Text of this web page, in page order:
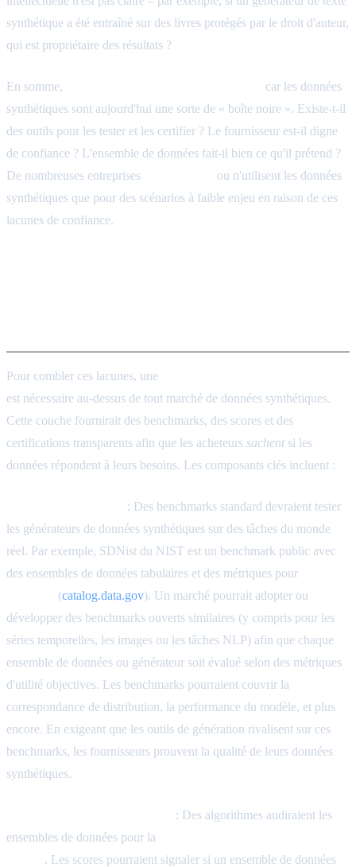
synthétique a été entraîné sur des livres protégés par le droit d'auteur,
qui est propriétaire des résultats ?
En somme,
car les données
synthétiques sont aujourd'hui une sorte de « boîte noire ». Existe-t-il
des outils pour les tester et les certifier ? Le fournisseur est-il digne
de confiance ? L'ensemble de données fait-il bien ce qu'il prétend ?
De nombreuses entreprises
ou n'utilisent les données
synthétiques que pour des scénarios à faible enjeu en raison de ces
lacunes de confiance.
Pour combler ces lacunes, une
est nécessaire au-dessus de tout marché de données synthétiques.
Cette couche fournirait des benchmarks, des scores et des
certifications transparents afin que les acheteurs sachentsi les
données répondent à leurs besoins. Les composants clés incluent :
: Des benchmarks standard devraient tester
les générateurs de données synthétiques sur des tâches du monde
réel. Par exemple, SDNist du NIST est un benchmark public avec
des ensembles de données tabulaires et des métriques pour
(catalog.data.gov). Un marché pourrait adopter ou
développer des benchmarks ouverts similaires (y compris pour les
séries temporelles, les images ou les tâches NLP) afin que chaque
ensemble de données ou générateur soit évalué selon des métriques
d'utilité objectives. Les benchmarks pourraient couvrir la
correspondance de distribution, la performance du modèle, et plus
encore. En exigeant que les outils de génération rivalisent sur ces
benchmarks, les fournisseurs prouvent la qualité de leurs données
synthétiques.
: Des algorithmes audiraient les
ensembles de données pour la
. Les scores pourraient signaler si un ensemble de données